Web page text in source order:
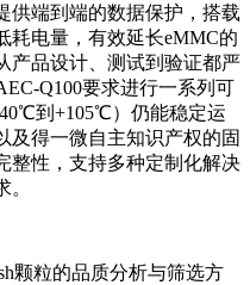
供端到端的数据保护，搭载
耗电量，有效延长eMMC的
产品设计、测试到验证都严
Q100要求进行一系列可
到+105℃）仍能稳定运
及得一微自主知识产权的固
整性，支持多种定制化解决
颗粒的品质分析与筛选方